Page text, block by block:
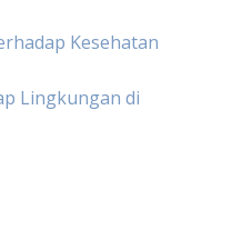
Kesehatan
Lingkungan di